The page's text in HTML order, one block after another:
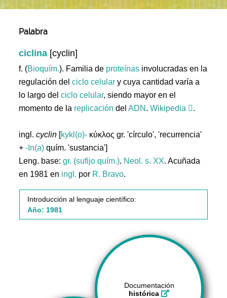
Palabra
ciclina [cyclin]
f. (Bioquím.). Familia de proteínas involucradas en la
regulación delciclo celular y cuya cantidad varía a
lo largo delciclo celular, siendo mayor en el
momento de la replicación delADN .Wikipedia .
ingl.cyclin [kykl(o)- κύκλος gr. 'círculo', 'recurrencia'
+-īn(a) quím. 'sustancia']
Leng. base:gr. (sufijo quím.). Neol. s. XX. Acuñada
en 1981 en ingl. por R. Bravo.
Introducción al lenguaje científico:
Año: 1981
Documentación
histórica